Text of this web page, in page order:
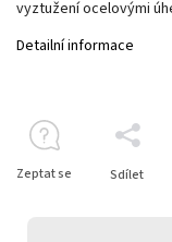
vyztužení ocelovými
Detailní informace
Zeptat se Sdílet